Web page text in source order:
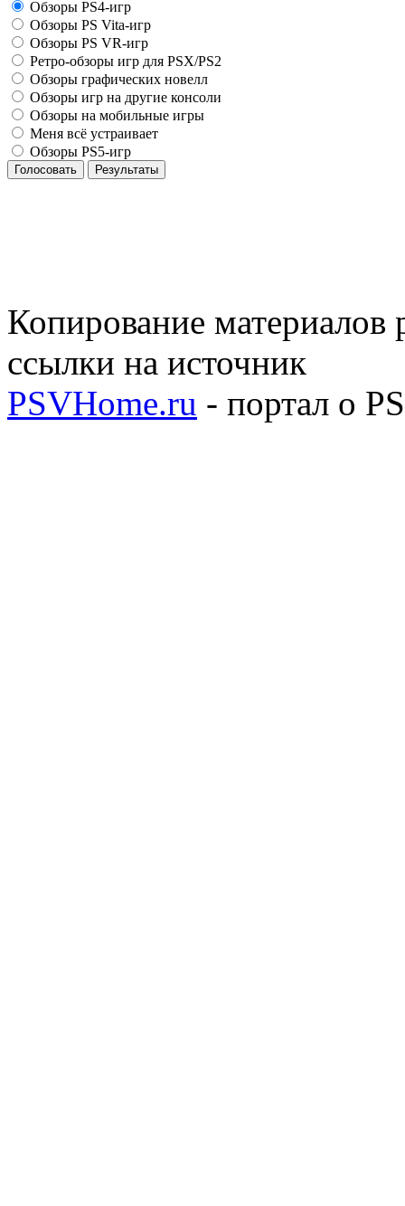
Обзоры PS4-игр
Обзоры PS Vita-игр
Обзоры PS VR-игр
Ретро-обзоры игр для PSX/PS2
Обзоры графических новелл
Обзоры игр на другие консоли
Обзоры на мобильные игры
Меня всё устраивает
Обзоры PS5-игр
Голосовать Результаты
Копирование материалов
ссылки на источник
PSVHome.ru - портал о